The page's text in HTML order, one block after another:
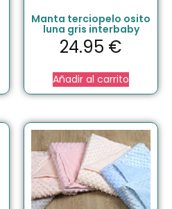
Manta terciopelo osito
luna gris interbaby
24.95 €
Añadir al carrito